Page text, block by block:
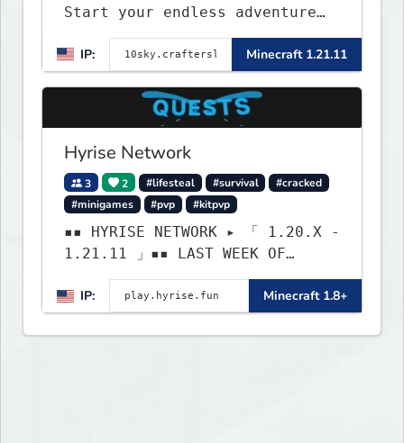
Start your endless adventure
IP:
Minecraft 1.21.11
Hyrise Network
3 2 #lifesteal #survival
#cracked
#minigames
#pvp #kitpvp
▪▪ HYRISE NETWORK ▸ 「 1.20.X -
1.21.11 」▪▪ LAST WEEK OF
LIFESTEAL! ┃ discord.gg/hyrise
IP:
Minecraft 1.8+